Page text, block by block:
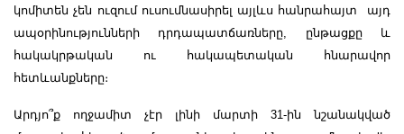
կոմիտեն չեն ուզում ուսումնասիրել այլևս հանրահայտ այդ
ապօրինությունների դրդապատճառները, ընթացքը և
հակակրթական ու հակապետական հնարավոր
հետևանքները։
Արդյո՞ք ողջամիտ չէր լինի մարտի 31-ին նշանակված